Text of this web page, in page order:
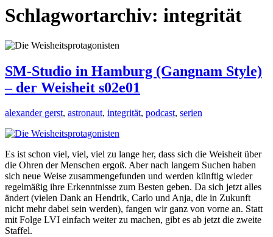
Schlagwortarchiv: integrität
SM-Studio in Hamburg (Gangnam Style)
– der Weisheit s02e01
alexander gerst, astronaut, integrität, podcast, serien
Es ist schon viel, viel, viel zu lange her, dass sich die Weisheit über
die Ohren der Menschen ergoß. Aber nach langem Suchen haben
sich neue Weise zusammengefunden und werden künftig wieder
regelmäßig ihre Erkenntnisse zum Besten geben. Da sich jetzt alles
ändert (vielen Dank an Hendrik, Carlo und Anja, die in Zukunft
nicht mehr dabei sein werden), fangen wir ganz von vorne an. Statt
mit Folge LVI einfach weiter zu machen, gibt es ab jetzt die zweite
Staffel.